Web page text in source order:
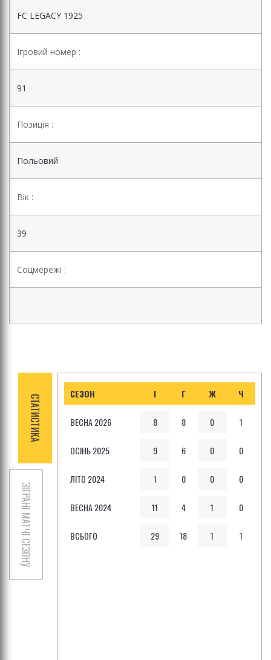
FC LEGACY 1925
Ігровий номер :
91
Позиція :
Польовий
Вік :
39
Соцмережі :
СТАТИСТИКА
ЗІГРАНІ МАТЧІ СЕЗОНУ
СЕЗОН І Г Ж Ч
ВЕСНА 2026 8 8 0 1
ОСІНЬ 2025 9 6 0 0
ЛІТО 2024 1 0 0 0
ВЕСНА 2024 11 4 1 0
ВСЬОГО 29 18 1 1